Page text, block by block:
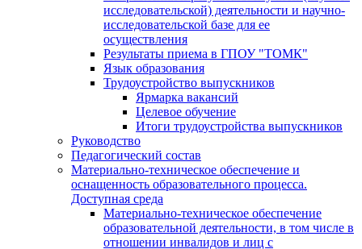
исследовательской) деятельности и научно-
исследовательской базе для ее
осуществления
Результаты приема в ГПОУ "ТОМК"
Язык образования
Трудоустройство выпускников
Ярмарка вакансий
Целевое обучение
Итоги трудоустройства выпускников
Руководство
Педагогический состав
Материально-техническое обеспечение и
оснащенность образовательного процесса.
Доступная среда
Материально-техническое обеспечение
образовательной деятельности, в том числе в
отношении инвалидов и лиц с